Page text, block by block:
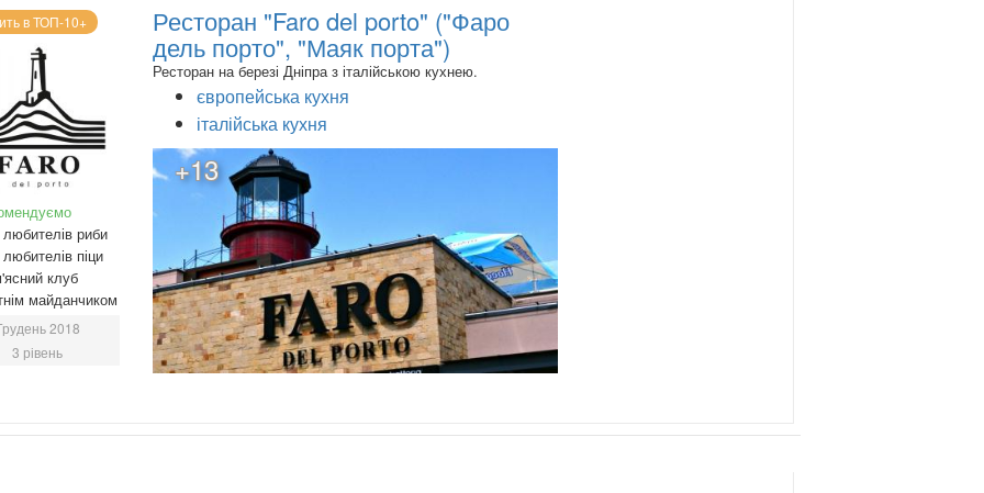
в ТОП-10+
риби
піци
клуб
майданчиком
2018
3 рівень
Ресторан "Faro del porto" ("Фаро
дель порто", "Маяк порта")
Ресторан на березі Дніпра з італійською кухнею.
європейська кухня
італійська кухня
+13